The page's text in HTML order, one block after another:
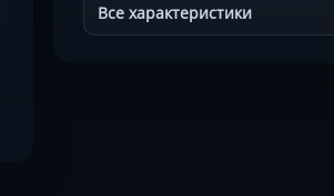
Все характеристики